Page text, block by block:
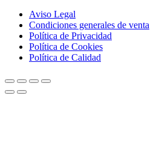
Aviso Legal
Condiciones generales de venta
Política de Privacidad
Política de Cookies
Política de Calidad